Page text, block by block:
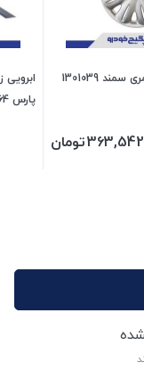
قالپاق چرخ پلیمری سمند 1301039
363,542تومان
پارس 40064 امیران